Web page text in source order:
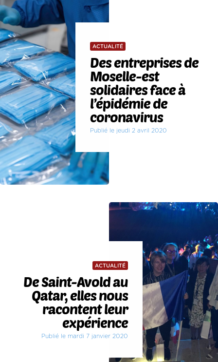
ACTUALITÉ
Des entreprises de
Moselle-est
solidaires face à
l’épidémie de
coronavirus
Publié le jeudi 2 avril 2020
ACTUALITÉ
De Saint-Avold au
Qatar, elles nous
racontent leur
expérience
Publié le mardi 7 janvier 2020